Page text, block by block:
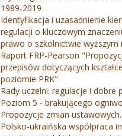
1989-2019
Identyfikacja i uzasadnienie
regulacji o kluczowym
prawo o szkolnictwie wyższym
Raport FRP-Pearson
przepisów dotyczących
poziomie PRK"
Rady uczelni: regulacje i dobre
Poziom 5 - brakującego
Propozycje zmian ustawowych.
Polsko-ukraińska współpraca